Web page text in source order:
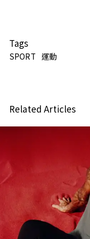
Tags
SPORT 運動
Related Articles